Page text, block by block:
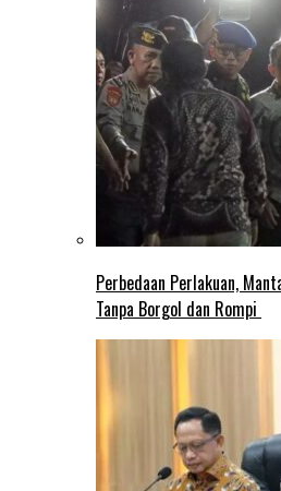
Perbedaan Perlakuan,
Tanpa Borgol dan Rompi